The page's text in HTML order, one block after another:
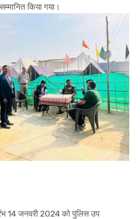
किया गया।
14 जनवरी 2024 को पुलिस उप